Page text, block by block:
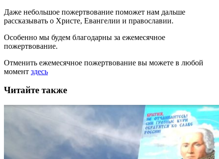
Даже небольшое пожертвование поможет нам дальше
рассказывать о Христе, Евангелии и православии.
Особенно мы будем благодарны за ежемесячное
пожертвование.
Отменить ежемесячное пожертвование вы можете в любой
момент здесь
Читайте также